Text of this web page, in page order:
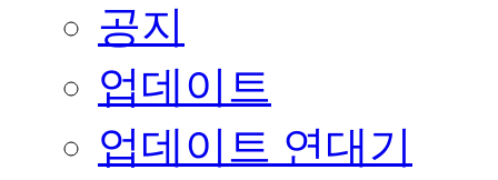
공지
업데이트
업데이트 연대기